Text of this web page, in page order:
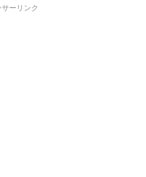
サーリンク